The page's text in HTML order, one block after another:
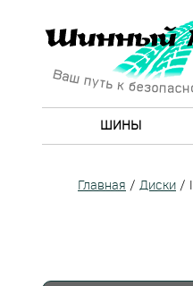
ШИНЫ
Главная / Диски /